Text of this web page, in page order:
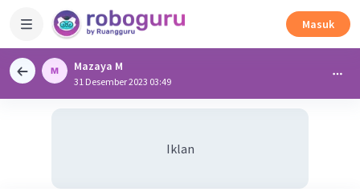
Masuk
Mazaya M
31 Desember 2023 03:49
Iklan